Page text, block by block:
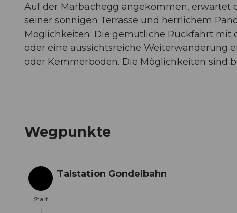
Auf der Marbachegg angekommen, erwartet
seiner sonnigen Terrasse und herrlichem
Möglichkeiten: Die gemütliche Rückfahrt mit
oder eine aussichtsreiche Weiterwanderung
oder Kemmerboden. Die Möglichkeiten sind
Wegpunkte
Start
Start
Talstation Gondelbahn